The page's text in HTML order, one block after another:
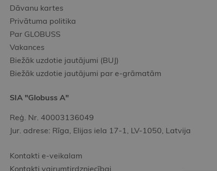
Dāvanu kartes
Privātuma politika
Par GLOBUSS
Vakances
Biežāk uzdotie jautājumi (BUJ)
Biežāk uzdotie jautājumi par e-grāmatām
SIA "Globuss A"
Reģ. Nr. 40003136049
Jur. adrese: Rīga, Elijas iela 17-1, LV-1050, Latvija
Kontakti e-veikalam
Kontakti vairumtirdzniecībai